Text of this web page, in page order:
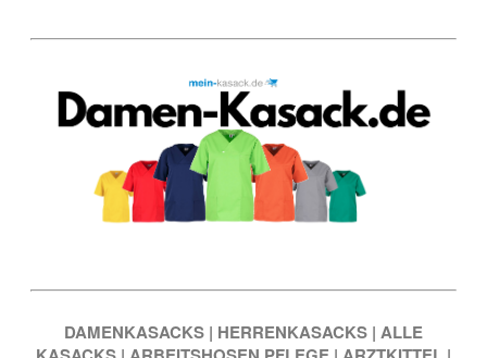
DAMENKASACKS | HERRENKASACKS | ALLE